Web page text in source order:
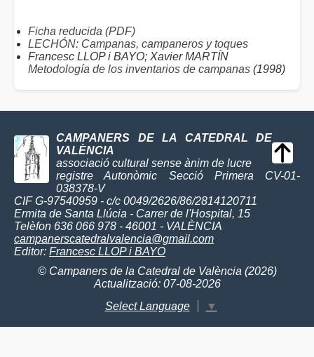
Ficha reducida (PDF)
LECHÓN: Campanas, campaneros y toques
Francesc LLOP i BAYO; Xavier MARTÍN
Metodología de los inventarios de campanas (1998)
CAMPANERS DE LA CATEDRAL DE
VALÈNCIA
associació cultural sense ànim de lucre
registre Autonòmic Secció Primera CV-01-
038378-V
CIF G-97540959 - c/c 0049/2626/86/2814120711
Ermita de Santa Llúcia - Carrer de l'Hospital, 15
Telèfon 636 066 978 - 46001 - VALÈNCIA
campanerscatedralvalencia@gmail.com
Editor: Francesc LLOP i BAYO
© Campaners de la Catedral de València (2026)
Actualització: 07-08-2026
Select Language
▼